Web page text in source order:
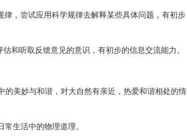
，尝试应用科学规律去解释某些具体问题，有初步
和听取反馈意见的意识，有初步的信息交流能力。
的美妙与和谐，对大自然有亲近，热爱和谐相处的情
生活中的物理道理。